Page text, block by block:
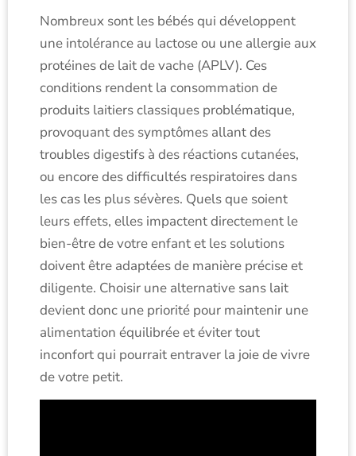
Nombreux sont les bébés qui développent
une intolérance au lactose ou une allergie aux
protéines de lait de vache (APLV). Ces
conditions rendent la consommation de
produits laitiers classiques problématique,
provoquant des symptômes allant des
troubles digestifs à des réactions cutanées,
ou encore des difficultés respiratoires dans
les cas les plus sévères. Quels que soient
leurs effets, elles impactent directement le
bien-être de votre enfant et les solutions
doivent être adaptées de manière précise et
diligente. Choisir une alternative sans lait
devient donc une priorité pour maintenir une
alimentation équilibrée et éviter tout
inconfort qui pourrait entraver la joie de vivre
de votre petit.